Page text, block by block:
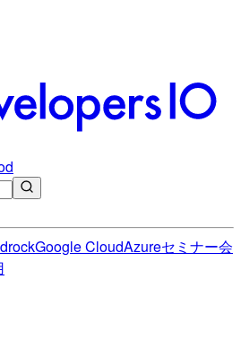
Google CloudAzureセミナー会